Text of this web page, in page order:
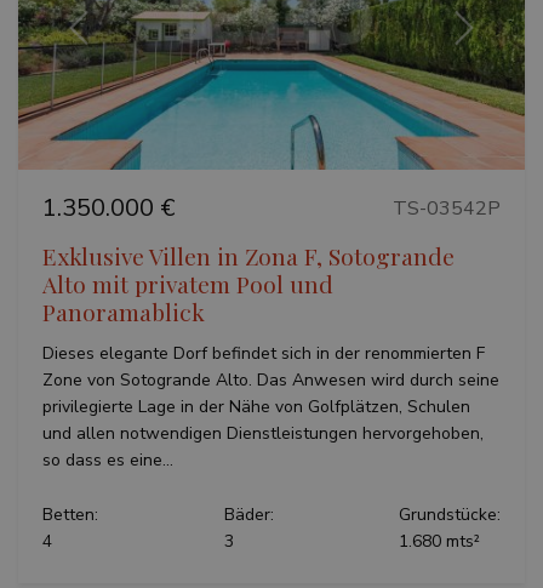
Vorherige Weiter
1.350.000 € TS-03542P
Exklusive Villen in Zona F, Sotogrande
Alto mit privatem Pool und
Panoramablick
Dieses elegante Dorf befindet sich in der renommierten F
Zone von Sotogrande Alto. Das Anwesen wird durch seine
privilegierte Lage in der Nähe von Golfplätzen, Schulen
und allen notwendigen Dienstleistungen hervorgehoben,
so dass es eine...
Betten:
4
Bäder:
3
Grundstücke:
1.680 mts²